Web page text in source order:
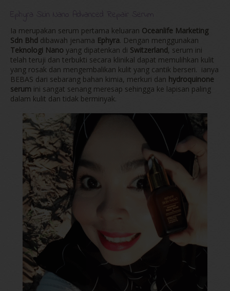
Ephyra Skin Nano Advanced Repair Serum
Ia merupakan serum pertama keluaran Oceanlife Marketing
Sdn Bhd dibawah jenama Ephyra. Dengan menggunakan
Teknologi Nano yang dipatenkan di Switzerland, serum ini
telah teruji dan terbukti secara klinikal dapat memulihkan kulit
yang rosak dan mengembalikan kulit yang cantik berseri. ianya
BEBAS dari sebarang bahan kimia, merkuri dan hydroquinone
serum ini sangat senang meresap sehingga ke lapisan paling
dalam kulit dan tidak berminyak.